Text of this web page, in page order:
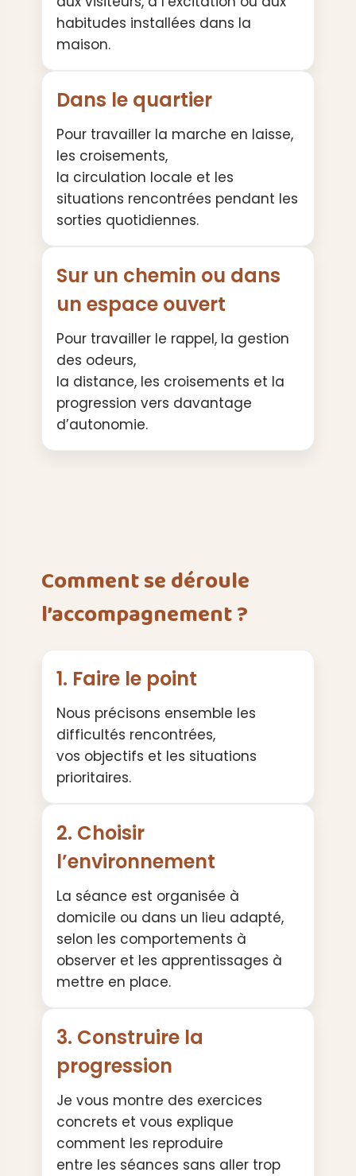
habitudes installées dans la
maison.
Dans le quartier
Pour travailler la marche en laisse,
les croisements,
la circulation locale et les
situations rencontrées pendant les
sorties quotidiennes.
Sur un chemin ou dans
un espace ouvert
Pour travailler le rappel, la gestion
des odeurs,
la distance, les croisements et la
progression vers davantage
d’autonomie.
Comment se déroule
l’accompagnement ?
1. Faire le point
Nous précisons ensemble les
difficultés rencontrées,
vos objectifs et les situations
prioritaires.
2. Choisir
l’environnement
La séance est organisée à
domicile ou dans un lieu adapté,
selon les comportements à
observer et les apprentissages à
mettre en place.
3. Construire la
progression
Je vous montre des exercices
concrets et vous explique
comment les reproduire
entre les séances sans aller trop